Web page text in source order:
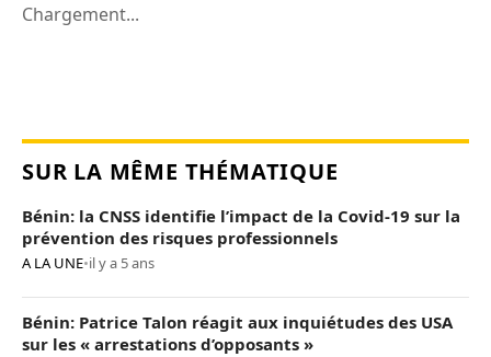
Chargement...
SUR LA MÊME THÉMATIQUE
Bénin: la CNSS identifie l’impact de la Covid-19 sur la
prévention des risques professionnels
A LA UNE•il y a 5 ans
Bénin: Patrice Talon réagit aux inquiétudes des USA
sur les « arrestations d’opposants »